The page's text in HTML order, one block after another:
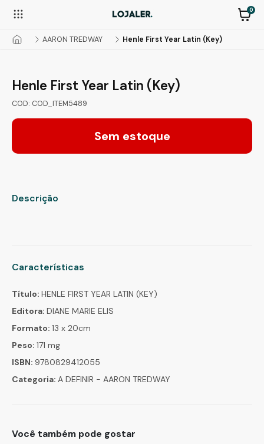
0
AARON TREDWAY Henle First Year Latin (Key)
Henle First Year Latin (Key)
COD: COD_ITEM5489
Sem estoque
Descrição
Características
Título: HENLE FIRST YEAR LATIN (KEY)
Editora: DIANE MARIE ELIS
Formato: 13 x 20cm
Peso: 171 mg
ISBN: 9780829412055
Categoria: A DEFINIR - AARON TREDWAY
Você também pode gostar